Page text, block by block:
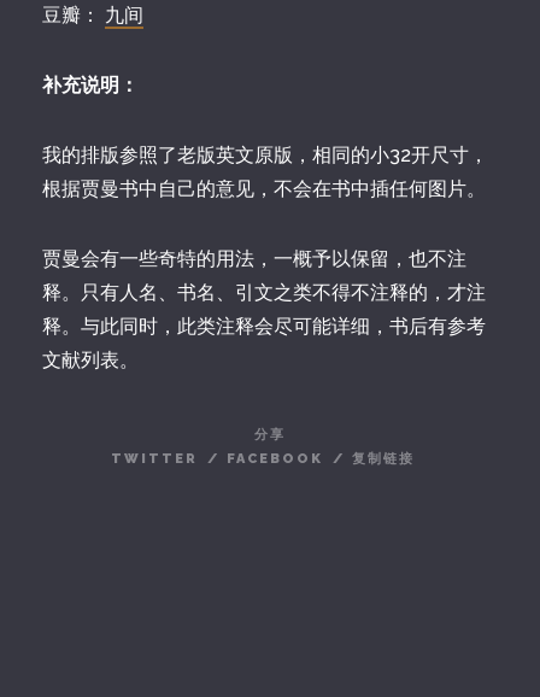
豆瓣： 九间
补充说明：
我的排版参照了老版英文原版，相同的小32开尺寸，
根据贾曼书中自己的意见，不会在书中插任何图片。
贾曼会有一些奇特的用法，一概予以保留，也不注
释。只有人名、书名、引文之类不得不注释的，才注
释。与此同时，此类注释会尽可能详细，书后有参考
文献列表。
分享
TWITTER
/ FACEBOOK / 复制链接